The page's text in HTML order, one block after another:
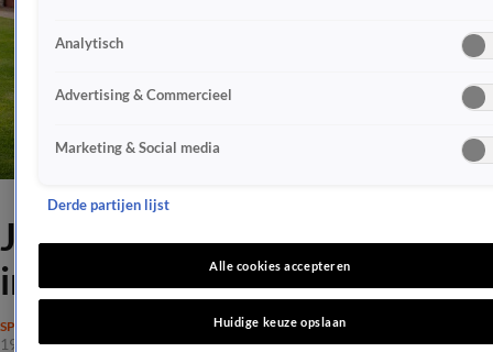
Jan Smit zorgt voor primeur
in Beste Zangers
SPRAAKMAKEND
19 okt 2025, 11:16
Analytisch
Advertising & Commercieel
Marketing & Social media
Derde partijen lijst
Alle cookies accepteren
Huidige keuze opslaan